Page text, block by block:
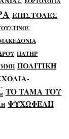
ΕΠΙΣΤΟΛΕΣ
ΠΑΤΗΡ
ΠΟΛΙΤΙΚΗ
ΤΟ ΤΑΜΑ ΤΟΥ
ΨΥΧΩΦΕΛΗ